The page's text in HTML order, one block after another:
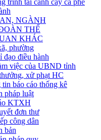
trình tái canh cây cà phê
NGÀNH
THỂ
KHÁC
phường
đạo điều hành
việc của UBND tỉnh
xử phạt HC
tin báo cáo thống kê
pháp luật
KTXH
đơn thư
công dân
bản